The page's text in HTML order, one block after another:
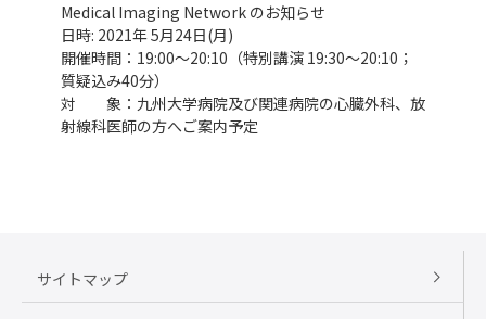
Medical Imaging Network のお知らせ
日時: 2021年 5月24日(月)
開催時間：19:00～20:10（特別講演 19:30～20:10；
質疑込み40分）
対 象：九州大学病院及び関連病院の心臓外科、放
射線科医師の方へご案内予定
サイトマップ